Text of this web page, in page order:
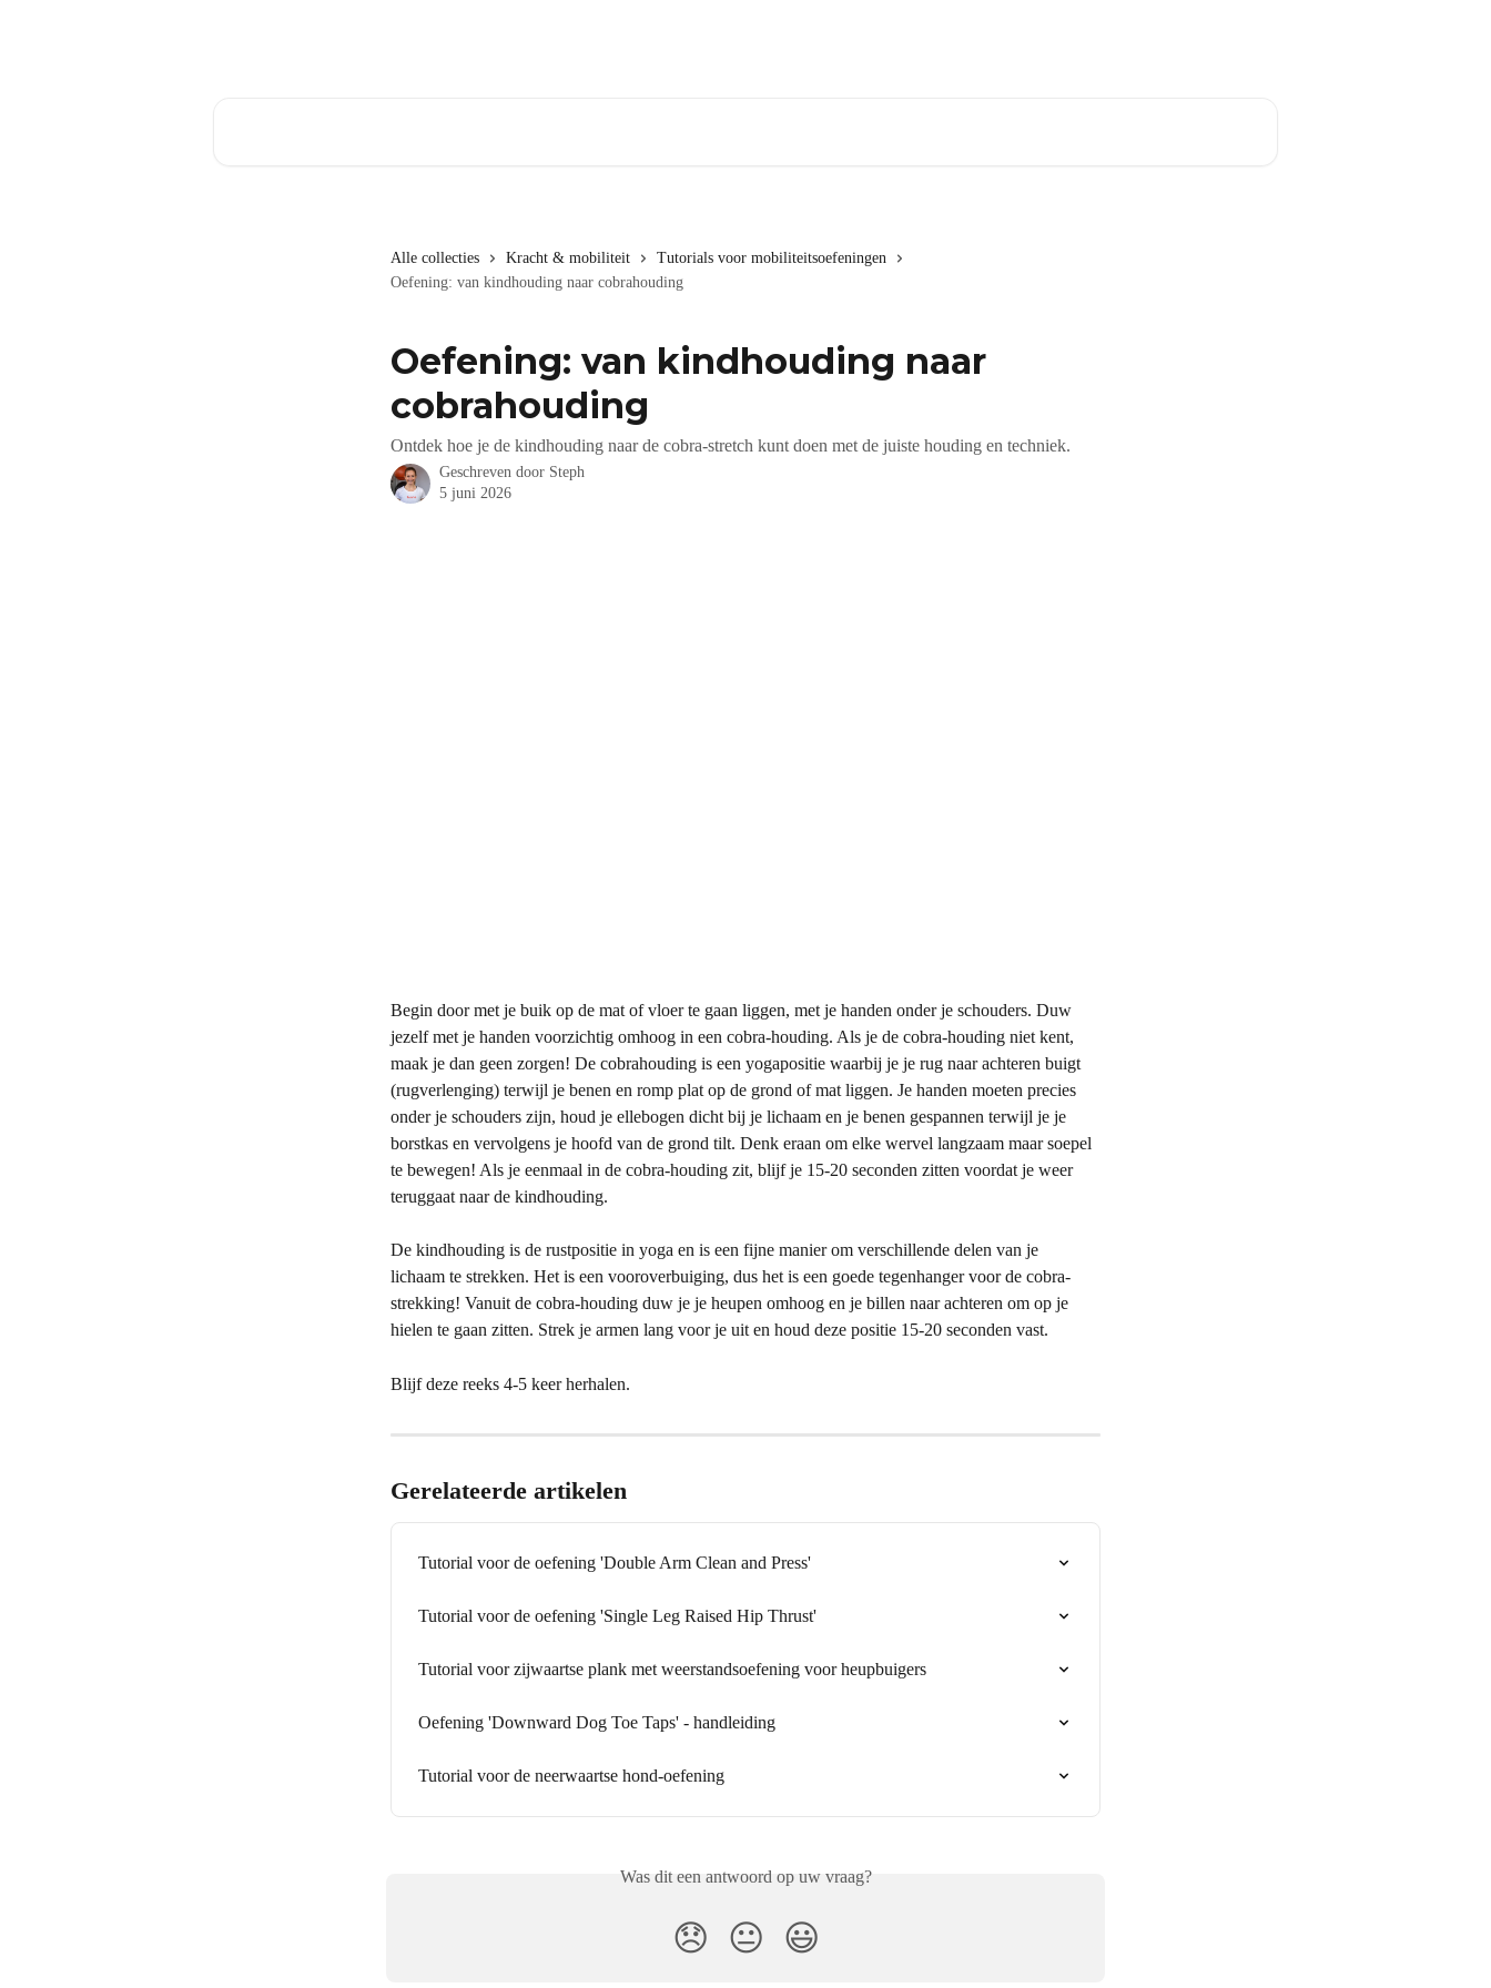
Alle collecties Kracht & mobiliteit
Tutorials voor mobiliteitsoefeningen
Oefening: van kindhouding naar cobrahouding
Oefening: van kindhouding naar
cobrahouding
Ontdek hoe je de kindhouding naar de cobra-stretch kunt doen met de juiste houding en techniek.
Geschreven door Steph
5 juni 2026
Begin door met je buik op de mat of vloer te gaan liggen, met je handen onder je schouders. Duw
jezelf met je handen voorzichtig omhoog in een cobra-houding. Als je de cobra-houding niet kent,
maak je dan geen zorgen! De cobrahouding is een yogapositie waarbij je je rug naar achteren buigt
(rugverlenging) terwijl je benen en romp plat op de grond of mat liggen. Je handen moeten precies
onder je schouders zijn, houd je ellebogen dicht bij je lichaam en je benen gespannen terwijl je je
borstkas en vervolgens je hoofd van de grond tilt. Denk eraan om elke wervel langzaam maar soepel
te bewegen! Als je eenmaal in de cobra-houding zit, blijf je 15-20 seconden zitten voordat je weer
teruggaat naar de kindhouding.
De kindhouding is de rustpositie in yoga en is een fijne manier om verschillende delen van je
lichaam te strekken. Het is een vooroverbuiging, dus het is een goede tegenhanger voor de cobra-
strekking! Vanuit de cobra-houding duw je je heupen omhoog en je billen naar achteren om op je
hielen te gaan zitten. Strek je armen lang voor je uit en houd deze positie 15-20 seconden vast.
Blijf deze reeks 4-5 keer herhalen.
Gerelateerde artikelen
Tutorial voor de oefening 'Double Arm Clean and Press'
Tutorial voor de oefening 'Single Leg Raised Hip Thrust'
Tutorial voor zijwaartse plank met weerstandsoefening voor heupbuigers
Oefening 'Downward Dog Toe Taps' - handleiding
Tutorial voor de neerwaartse hond-oefening
Was dit een antwoord op uw vraag?
😞 😐 😃